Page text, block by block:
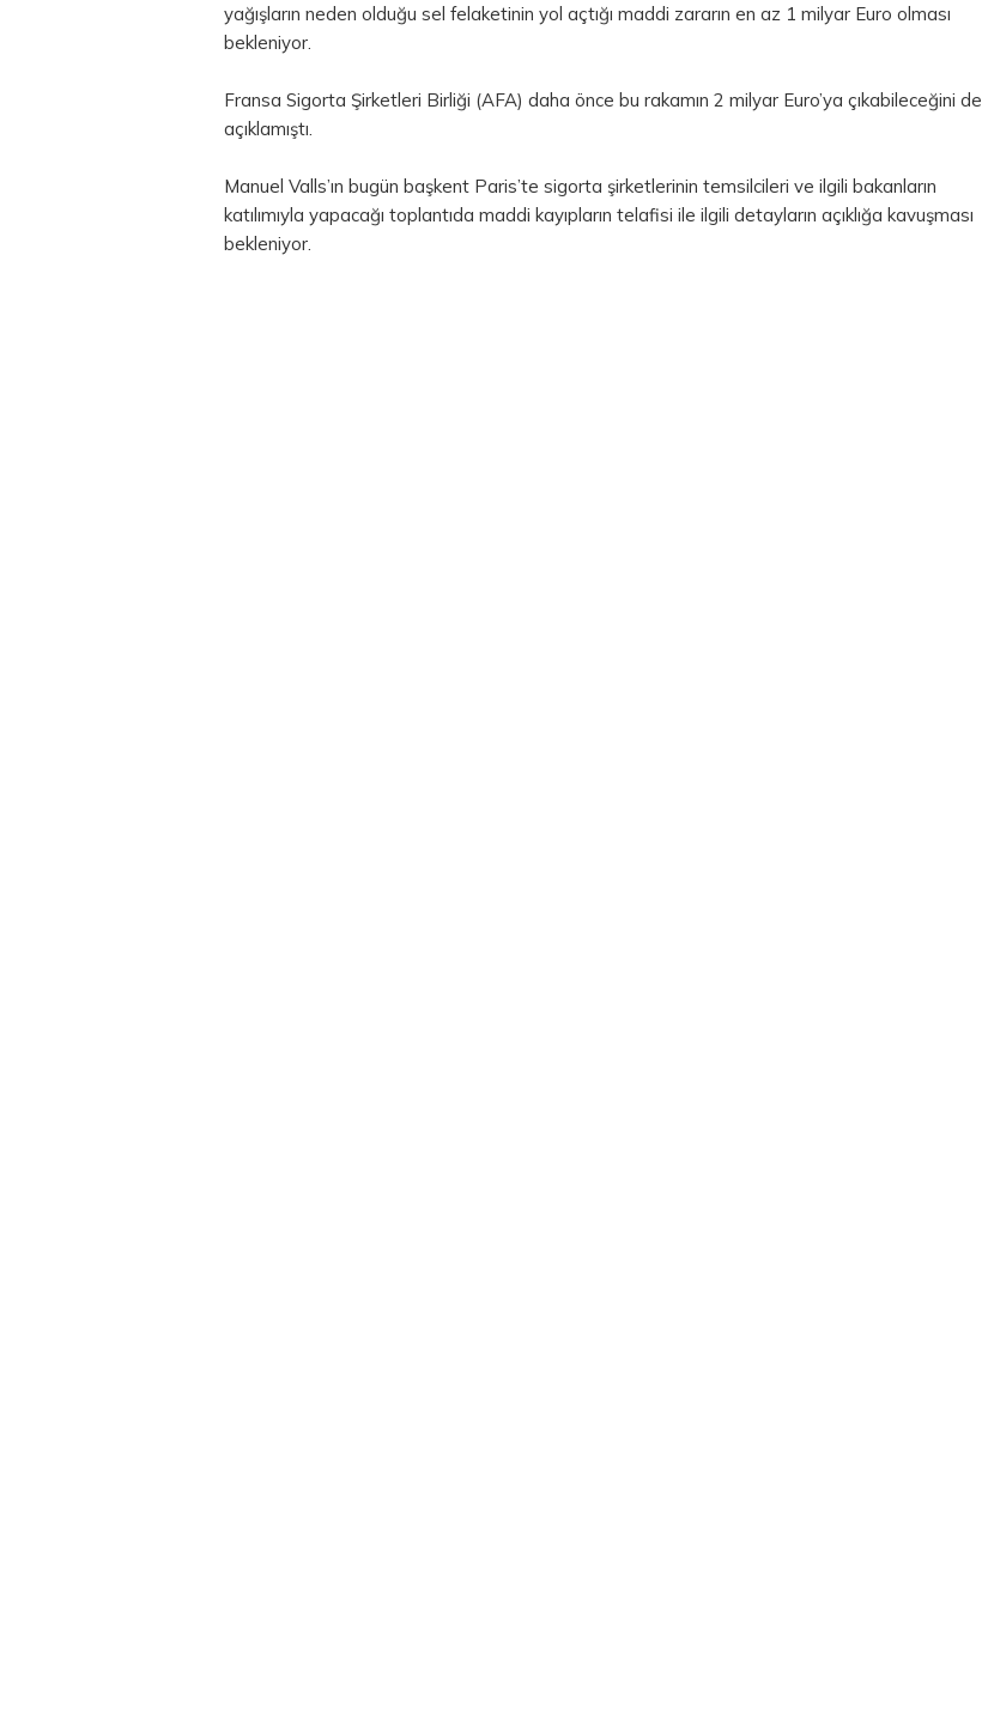
yağışların neden olduğu sel felaketinin yol açtığı maddi zararın en az 1 milyar Euro olması
bekleniyor.
Fransa Sigorta Şirketleri Birliği (AFA) daha önce bu rakamın 2 milyar Euro’ya çıkabileceğini de
açıklamıştı.
Manuel Valls’ın bugün başkent Paris’te sigorta şirketlerinin temsilcileri ve ilgili bakanların
katılımıyla yapacağı toplantıda maddi kayıpların telafisi ile ilgili detayların açıklığa kavuşması
bekleniyor.